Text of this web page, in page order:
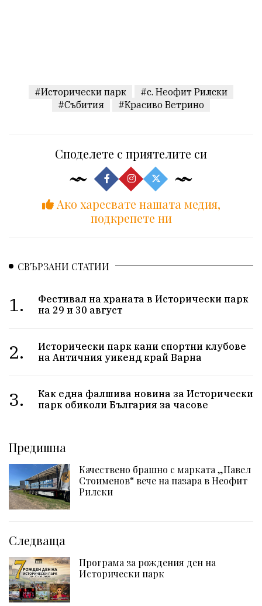
#Исторически парк
#с. Неофит Рилски
#Събития
#Красиво Ветрино
Споделете с приятелите си
Ако харесвате нашата медия,
подкрепете ни
СВЪРЗАНИ СТАТИИ
1.
Фестивал на храната в Исторически парк
на 29 и 30 август
2.
Исторически парк кани спортни клубове
на Античния уикенд край Варна
3.
Как една фалшива новина за Исторически
парк обиколи България за часове
Предишна
Качествено брашно с марката „Павел
Стоименов“ вече на пазара в Неофит
Рилски
Следваща
Програма за рождения ден на
Исторически парк